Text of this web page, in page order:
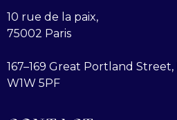
10 rue de la paix,
75002 Paris
167–169 Great Portland
W1W 5PF